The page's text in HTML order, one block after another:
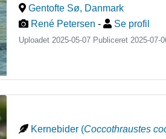
Gentofte Sø, Danmark
René Petersen - Se profil
Uploadet 2025-05-07 Publiceret2025-07-
Kernebider (Coccothraustes